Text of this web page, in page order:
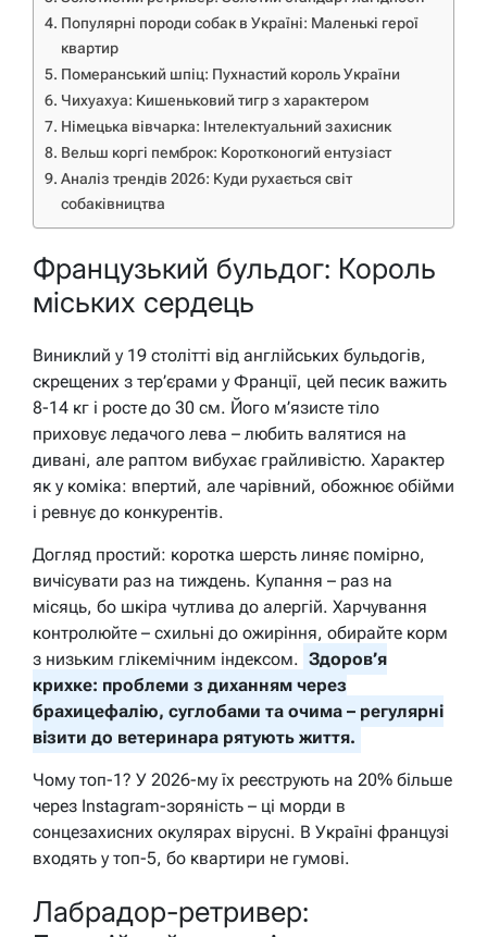
Популярні породи собак в Україні: Маленькі герої
квартир
Померанський шпіц: Пухнастий король України
Чихуахуа: Кишеньковий тигр з характером
Німецька вівчарка: Інтелектуальний захисник
Вельш коргі пемброк: Коротконогий ентузіаст
Аналіз трендів 2026: Куди рухається світ
собаківництва
Французький бульдог: Король
міських сердець
Виниклий у 19 столітті від англійських бульдогів,
скрещених з тер’єрами у Франції, цей песик важить
8-14 кг і росте до 30 см. Його м’язисте тіло
приховує ледачого лева – любить валятися на
дивані, але раптом вибухає грайливістю. Характер
як у коміка: впертий, але чарівний, обожнює обійми
і ревнує до конкурентів.
Догляд простий: коротка шерсть линяє помірно,
вичісувати раз на тиждень. Купання – раз на
місяць, бо шкіра чутлива до алергій. Харчування
контролюйте – схильні до ожиріння, обирайте корм
з низьким глікемічним індексом. Здоров’я
крихке: проблеми з диханням через
брахицефалію, суглобами та очима – регулярні
візити до ветеринара рятують життя.
Чому топ-1? У 2026-му їх реєструють на 20% більше
через Instagram-зоряність – ці морди в
сонцезахисних окулярах вірусні. В Україні французі
входять у топ-5, бо квартири не гумові.
Лабрадор-ретривер: